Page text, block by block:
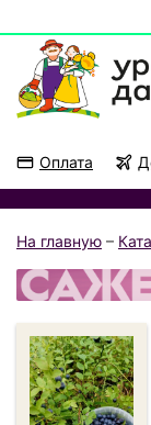
Оплата
На главную –